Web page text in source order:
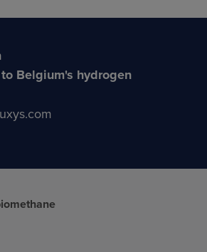
Belgium's hydrogen